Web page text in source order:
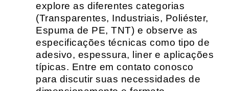
explore as diferentes categorias
(Transparentes, Industriais, Poliéster,
Espuma de PE, TNT) e observe as
especificações técnicas como tipo de
adesivo, espessura, liner e aplicações
típicas. Entre em contato conosco
para discutir suas necessidades de